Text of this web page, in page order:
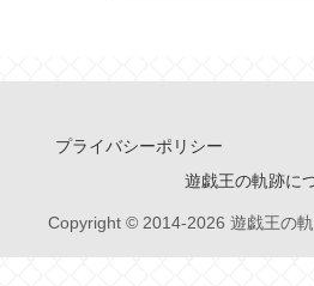
プライバシーポリシー
遊戯王の軌跡に
Copyright © 2014-2026 遊戯王の